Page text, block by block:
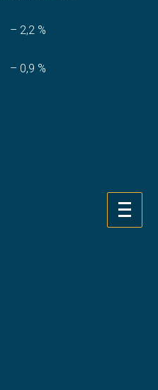
– 2,2 %
– 0,9 %